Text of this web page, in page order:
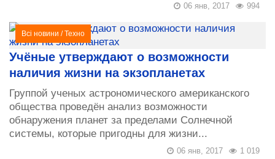
994
06 янв, 2017
Всі новини /Техно
Учёные утверждают о возможности
наличия жизни на экзопланетах
Группой ученых астрономического американского
общества проведён анализ возможности
обнаружения планет за пределами Солнечной
системы, которые пригодны для жизни...
1 019
06 янв, 2017